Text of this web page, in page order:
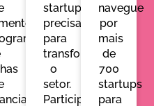
startup
precisa
para
transformar
o
setor.
Participe
navegue
por
mais
de
700
startups
para